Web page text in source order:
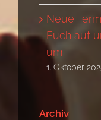
Neue
Euch auf
um
1. Oktober
Archiv